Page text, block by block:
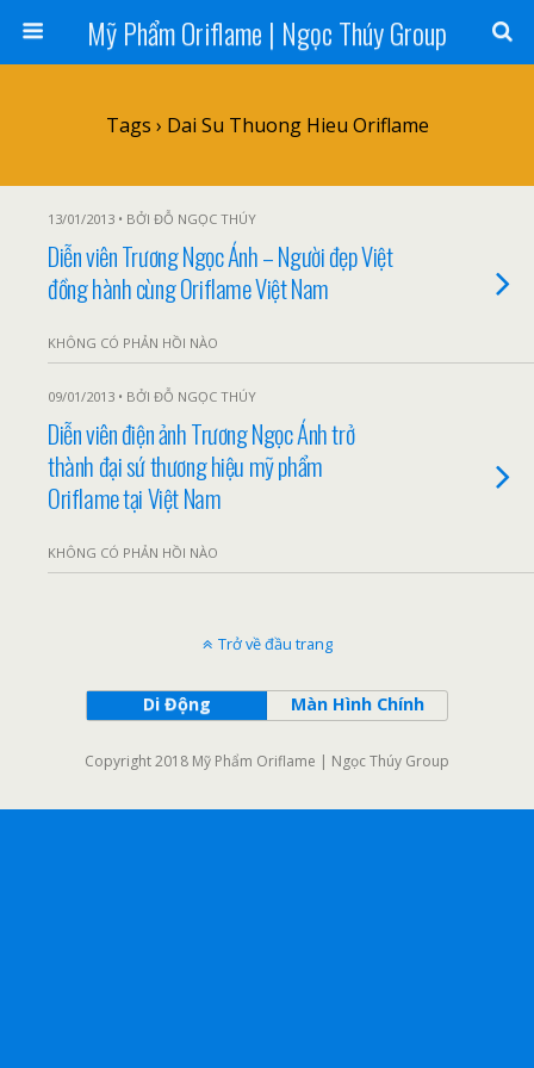
Mỹ Phẩm Oriflame | Ngọc Thúy Group
Tags › Dai Su Thuong Hieu Oriflame
13/01/2013 • BỞI ĐỖ NGỌC THÚY
Diễn viên Trương Ngọc Ánh – Người đẹp Việt
đồng hành cùng Oriflame Việt Nam
KHÔNG CÓ PHẢN HỒI NÀO
09/01/2013 • BỞI ĐỖ NGỌC THÚY
Diễn viên điện ảnh Trương Ngọc Ánh trở
thành đại sứ thương hiệu mỹ phẩm
Oriflame tại Việt Nam
KHÔNG CÓ PHẢN HỒI NÀO
Trở về đầu trang
Di Động Màn Hình Chính
Copyright 2018 Mỹ Phẩm Oriflame | Ngọc Thúy Group